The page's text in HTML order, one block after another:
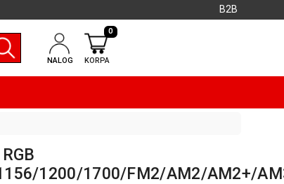
B2B
NALOG KORPA
0
1200/1700/FM2/AM2/AM2+/